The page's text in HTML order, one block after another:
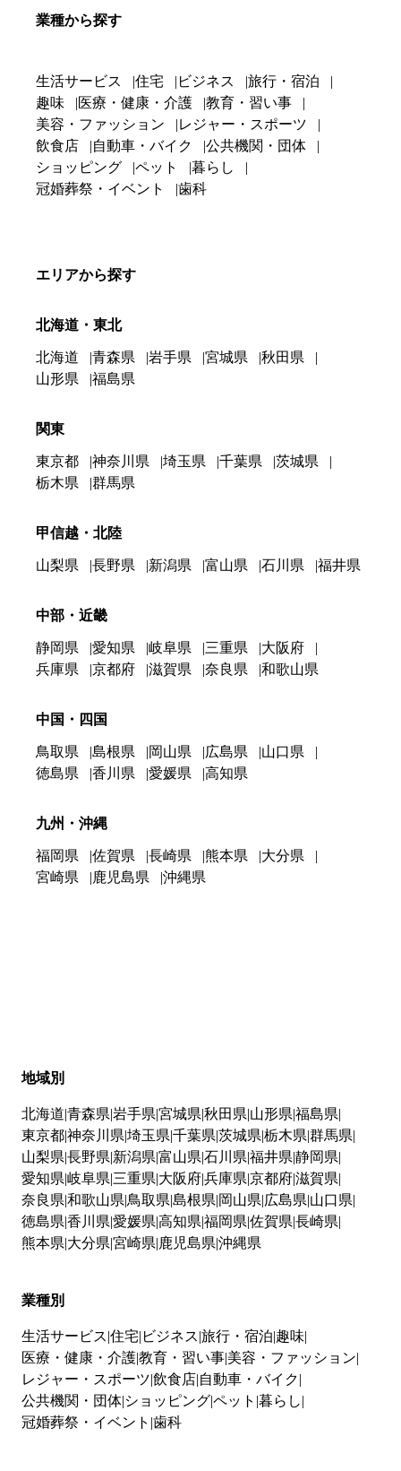
業種から探す
生活サービス 住宅 ビジネス
旅行・宿泊
趣味
医療・健康・介護
教育・習い事
美容・ファッション
レジャー・スポーツ
飲食店
自動車・バイク
公共機関・団体
ショッピング
ペット
暮らし
冠婚葬祭・イベント
歯科
エリアから探す
北海道・東北
北海道 青森県 岩手県 宮城県
秋田県
山形県
福島県
関東
東京都 神奈川県 埼玉県 千葉県
茨城県
栃木県
群馬県
甲信越・北陸
山梨県 長野県 新潟県 富山県 石川県 福井県
中部・近畿
静岡県 愛知県 岐阜県 三重県
大阪府
兵庫県
京都府 滋賀県 奈良県 和歌山県
中国・四国
鳥取県 島根県 岡山県 広島県
山口県
徳島県
香川県 愛媛県 高知県
九州・沖縄
福岡県 佐賀県 長崎県 熊本県
大分県
宮崎県
鹿児島県 沖縄県
地域別
北海道 青森県 岩手県 宮城県 秋田県 山形県 福島県
東京都神奈川県 埼玉県 千葉県 茨城県 栃木県 群馬県
山梨県 長野県 新潟県 富山県 石川県 福井県 静岡県
愛知県 岐阜県 三重県 大阪府兵庫県 京都府滋賀県
奈良県 和歌山県 鳥取県 島根県 岡山県 広島県 山口県
徳島県 香川県 愛媛県 高知県 福岡県 佐賀県 長崎県
熊本県 大分県 宮崎県 鹿児島県 沖縄県
業種別
生活サービス 住宅 ビジネス 旅行・宿泊 趣味
医療・健康・介護教育・習い事 美容・ファッション
レジャー・スポーツ 飲食店 自動車・バイク
公共機関・団体 ショッピングペット 暮らし
冠婚葬祭・イベント 歯科